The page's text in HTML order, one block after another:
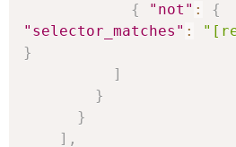
{
"not" :
{
"selector_matches" :
}
]
}
}
] ,